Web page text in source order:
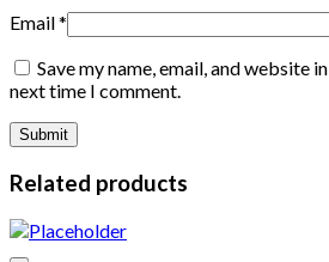
Email*
Save my name, email, and website
next time I comment.
Related products